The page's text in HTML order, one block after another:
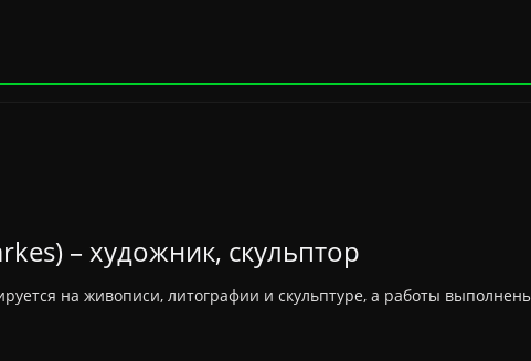
– художник, скульптор
на живописи, литографии и скульптуре, а работы